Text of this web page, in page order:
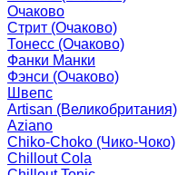
Очаково
Стрит (Очаково)
Тонесс (Очаково)
Фанки Манки
Фэнси (Очаково)
Швепс
Artisan (Великобритания)
Aziano
Chiko-Choko (Чико-Чоко)
Chillout Cola